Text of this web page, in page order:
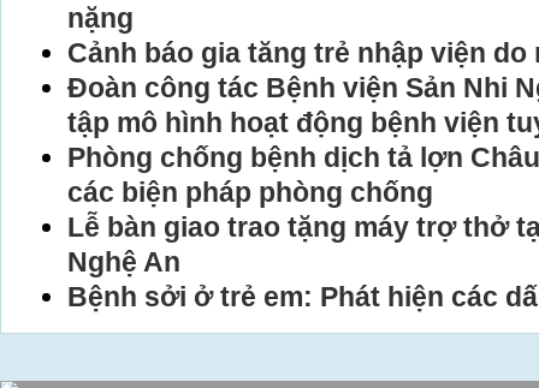
nặng
Cảnh báo gia tăng trẻ nhập viện
Đoàn công tác Bệnh viện Sản Nhi
tập mô hình hoạt động bệnh viện
Phòng chống bệnh dịch tả lợn
các biện pháp phòng chống
Lễ bàn giao trao tặng máy trợ thở
Nghệ An
Bệnh sởi ở trẻ em: Phát hiện các